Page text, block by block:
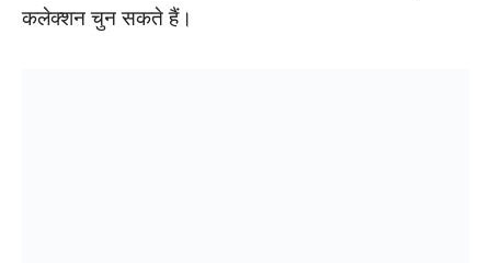
कलेक्शन चुन सकते हैं।